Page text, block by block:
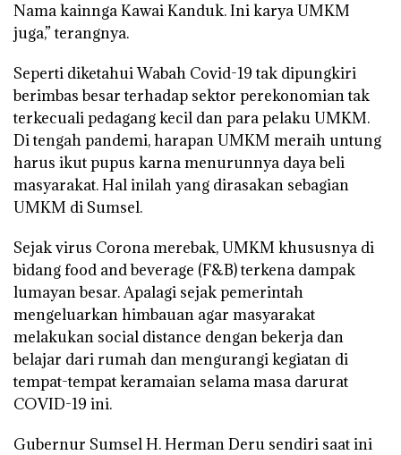
Nama kainnga Kawai Kanduk. Ini karya UMKM
juga,” terangnya.
Seperti diketahui Wabah Covid-19 tak dipungkiri
berimbas besar terhadap sektor perekonomian tak
terkecuali pedagang kecil dan para pelaku UMKM.
Di tengah pandemi, harapan UMKM meraih untung
harus ikut pupus karna menurunnya daya beli
masyarakat. Hal inilah yang dirasakan sebagian
UMKM di Sumsel.
Sejak virus Corona merebak, UMKM khususnya di
bidang food and beverage (F&B) terkena dampak
lumayan besar. Apalagi sejak pemerintah
mengeluarkan himbauan agar masyarakat
melakukan social distance dengan bekerja dan
belajar dari rumah dan mengurangi kegiatan di
tempat-tempat keramaian selama masa darurat
COVID-19 ini.
Gubernur Sumsel H. Herman Deru sendiri saat ini